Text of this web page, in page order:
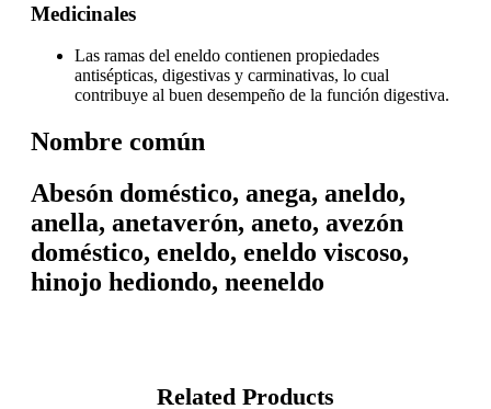
Medicinales
Las ramas del eneldo contienen propiedades
antisépticas, digestivas y carminativas, lo cual
contribuye al buen desempeño de la función digestiva.
Nombre común
Abesón doméstico, anega, aneldo,
anella, anetaverón, aneto, avezón
doméstico, eneldo, eneldo viscoso,
hinojo hediondo, neeneldo
Related Products